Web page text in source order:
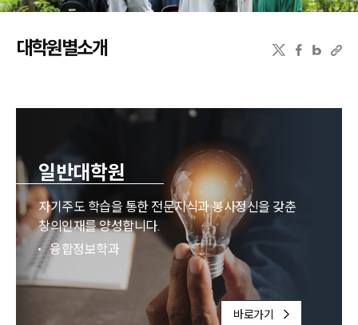
대학원별소개
일반대학원
자기주도 학습을 통한 전문지식과 봉사정신을 갖춘
창의인재를 양성합니다.
융합정보학과
바로가기